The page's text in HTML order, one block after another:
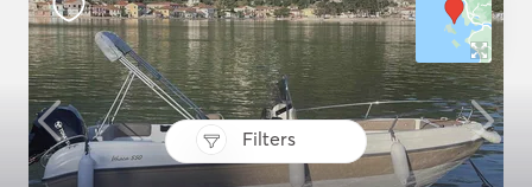
Filters